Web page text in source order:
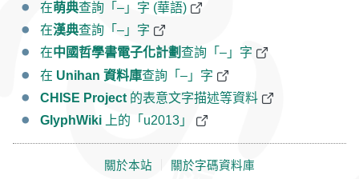
在萌典查詢「–」字 (華語)
在漢典查詢「–」字
在中國哲學書電子化計劃查詢「–」字
在 Unihan 資料庫查詢「–」字
CHISE Project 的表意文字描述等資料
GlyphWiki 上的「u2013」
關於本站 關於字碼資料庫